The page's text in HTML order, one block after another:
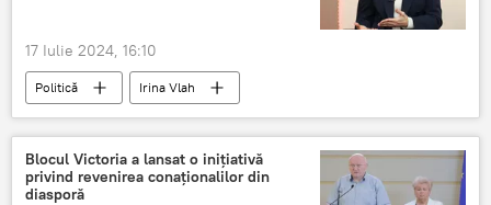
17 Iulie 2024, 16:10
Politică
Irina Vlah
Alegeri prezidenţiale
Blocul Victoria a lansat o inițiativă
privind revenirea conaționalilor din
diasporă